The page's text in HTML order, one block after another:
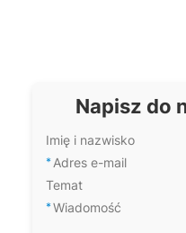
Napisz do
Imię i nazwisko
* Adres e-mail
Temat
*Wiadomość